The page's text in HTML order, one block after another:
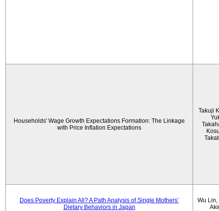
Households' Wage Growth Expectations Formation: The Linkage
with Price Inflation Expectations
Takuji
Does Poverty Explain All? A Path Analysis of Single Mothers’
Dietary Behaviors in Japan
Wu Lin,